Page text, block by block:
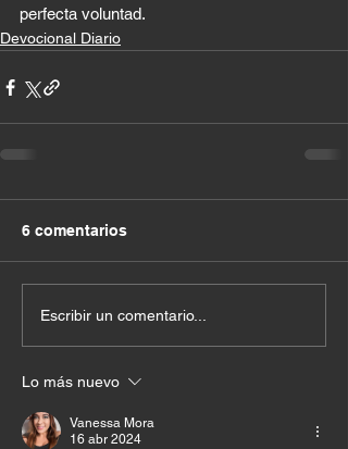
perfecta voluntad.
Devocional Diario
6 comentarios
Escribir un comentario...
Lo más nuevo
Vanessa Mora
16 abr 2024